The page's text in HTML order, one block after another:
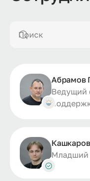
Поиск
Абрамов
Ведущий
Младший